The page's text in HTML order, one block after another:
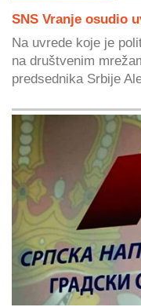
SNS Vranje osudio
Na uvrede koje je
na društvenim
predsednika Srbije